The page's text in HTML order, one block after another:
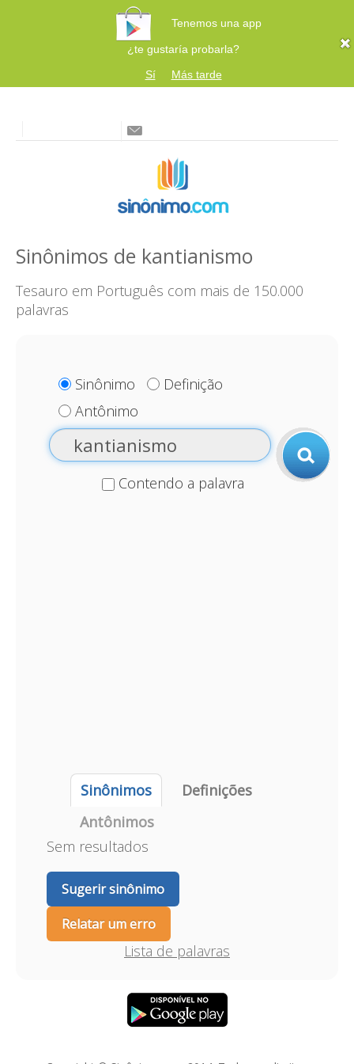
Tenemos una app
¿te gustaría probarla?
Sí
Más tarde
Sinônimos de kantianismo
Tesauro em Português com mais de 150.000
palavras
Sinônimo
Definição
Antônimo
Contendo a palavra
Sinônimos
Definições
Antônimos
Sem resultados
Sugerir sinônimo
Relatar um erro
Lista de palavras